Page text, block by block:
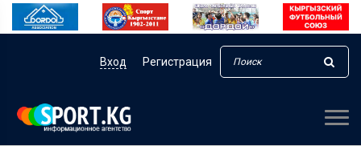
Вход Регистрация